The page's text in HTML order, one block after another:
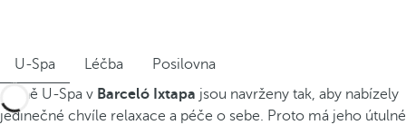
U-Spa Léčba
Posilovna
Lázně U-Spa v Barceló Ixtapa jsou navrženy tak, aby nabízely
jedinečné chvíle relaxace a péče o sebe. Proto má jeho útulné